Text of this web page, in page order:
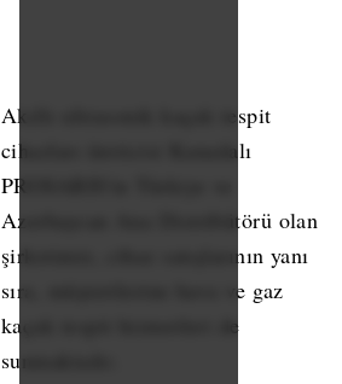
Akıllı ultrasonik kaçak tespit
cihazları üreticisi Kanadalı
PROSARIS'in Türkiye ve
Azerbaycan Ana Distribütörü olan
şirketimiz, cihaz satışlarının yanı
sıra, müşterilerine hava ve gaz
kaçak tespit hizmetleri de
sunmaktadır.